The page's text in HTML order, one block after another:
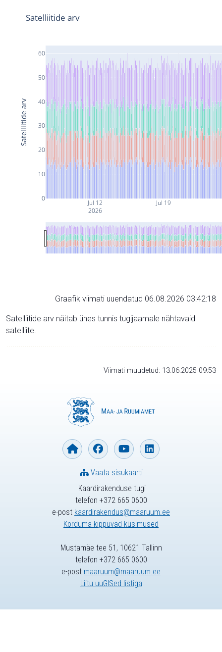
Jul 12
2026
Jul 19
0
10
20
30
40
50
60
Satelliitide arv
Satelliitide arv
Graafik viimati uuendatud 06.08.2026 03:42:18
Satelliitide arv näitab ühes tunnis tugijaamale nähtavaid
satelliite.
Viimati muudetud: 13.06.2025 09:53
Kaardirakenduse tugi
telefon +372 665 0600
e-post kaardirakendus@maaruum.ee
Korduma kippuvad küsimused
Vaata sisukaarti
Mustamäe tee 51, 10621 Tallinn
telefon +372 665 0600
e-post maaruum@maaruum.ee
Liitu uuGISed listiga